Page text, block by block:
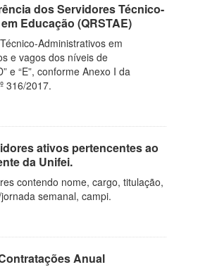
dos Servidores Técnico-
Educação (QRSTAE)
Administrativos em
e vagos dos níveis de
e “E”, conforme Anexo I da
316/2017.
ativos pertencentes ao
da Unifei.
contendo nome, cargo, titulação,
semanal, campi.
Anual